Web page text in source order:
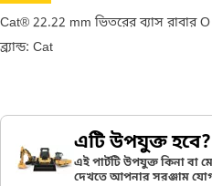
Cat® 22.22 mm ভিতরের ব্যাস রাবার
ব্র্যান্ড: Cat
এটি উপযুক্ত হবে?
এই পার্টটি উপযুক্ত কিনা বা
দেখতে আপনার সরঞ্জাম